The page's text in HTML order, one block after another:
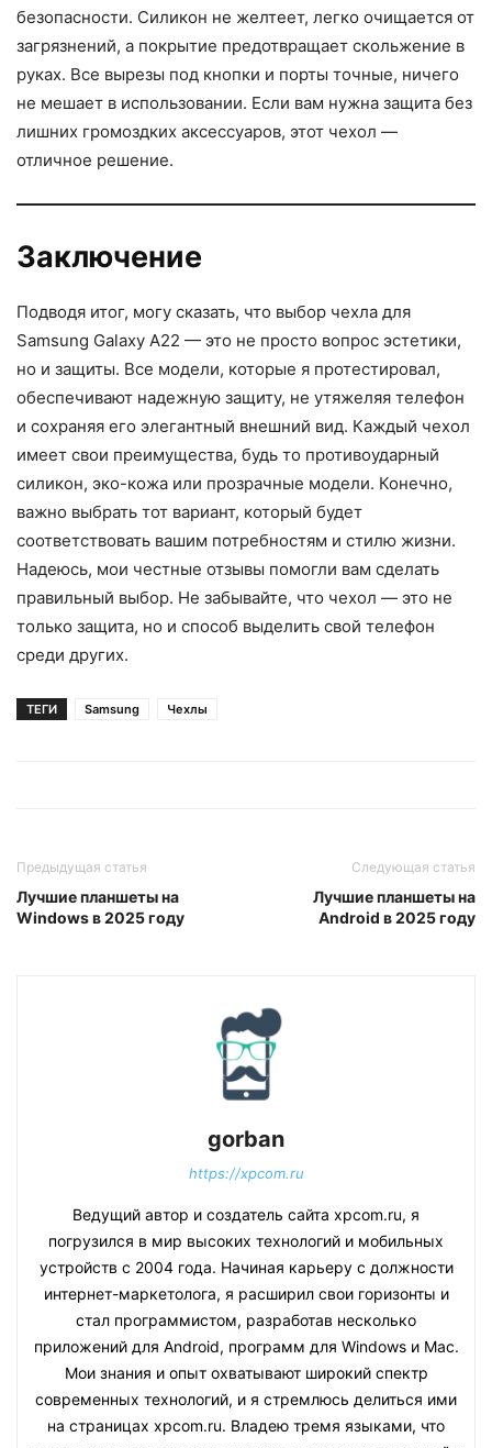
безопасности. Силикон не желтеет, легко очищается от
загрязнений, а покрытие предотвращает скольжение в
руках. Все вырезы под кнопки и порты точные, ничего
не мешает в использовании. Если вам нужна защита без
лишних громоздких аксессуаров, этот чехол —
отличное решение.
Заключение
Подводя итог, могу сказать, что выбор чехла для
Samsung Galaxy A22 — это не просто вопрос эстетики,
но и защиты. Все модели, которые я протестировал,
обеспечивают надежную защиту, не утяжеляя телефон
и сохраняя его элегантный внешний вид. Каждый чехол
имеет свои преимущества, будь то противоударный
силикон, эко-кожа или прозрачные модели. Конечно,
важно выбрать тот вариант, который будет
соответствовать вашим потребностям и стилю жизни.
Надеюсь, мои честные отзывы помогли вам сделать
правильный выбор. Не забывайте, что чехол — это не
только защита, но и способ выделить свой телефон
среди других.
ТЕГИ Samsung Чехлы
Предыдущая статья
Лучшие планшеты на
Windows в 2025 году
Следующая статья
Лучшие планшеты на
Android в 2025 году
gorban
https://xpcom.ru
Ведущий автор и создатель сайта xpcom.ru, я
погрузился в мир высоких технологий и мобильных
устройств с 2004 года. Начиная карьеру с должности
интернет-маркетолога, я расширил свои горизонты и
стал программистом, разработав несколько
приложений для Android, программ для Windows и Mac.
Мои знания и опыт охватывают широкий спектр
современных технологий, и я стремлюсь делиться ими
на страницах xpcom.ru. Владею тремя языками, что